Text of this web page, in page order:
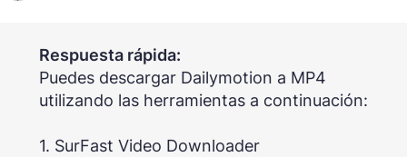
Respuesta rápida:
Puedes descargar Dailymotion a MP4
utilizando las herramientas a continuación:
1. SurFast Video Downloader